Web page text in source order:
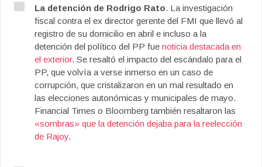
La detención de Rodrigo Rato. La investigación
fiscal contra el ex director gerente del FMI que llevó al
registro de su domicilio en abril e incluso a la
detención del político del PP fue noticia destacada en
el exterior. Se resaltó el impacto del escándalo para el
PP, que volvía a verse inmerso en un caso de
corrupción, que cristalizaron en un mal resultado en
las elecciones autonómicas y municipales de mayo.
Financial Times o Bloomberg también resaltaron las
«sombras» que la detención dejaba para la reelección
de Rajoy.